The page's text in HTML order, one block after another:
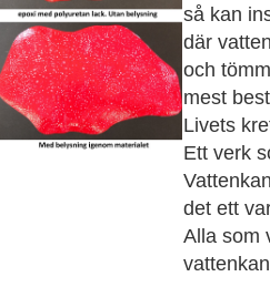
så kan
där
och
mest
Livets
Ett verk
det ett
Alla som